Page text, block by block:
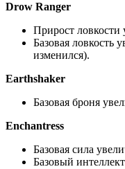
Drow Ranger
Прирост ловкости
Базовая ловкость
изменился).
Earthshaker
Базовая броня
Enchantress
Базовая сила
Базовый